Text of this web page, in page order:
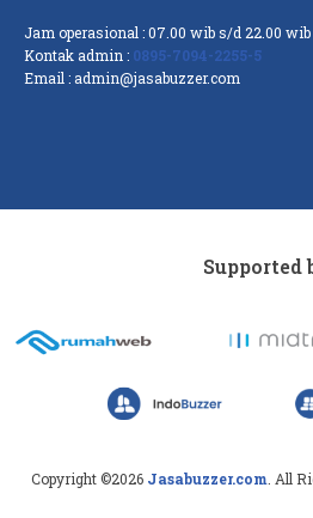
Jam operasional : 07.00 wib s/d 22.00 wib
Kontak admin : 0895-7094-2255-5
Email : admin@jasabuzzer.com
Supported
Copyright ©2026 Jasabuzzer.com . All